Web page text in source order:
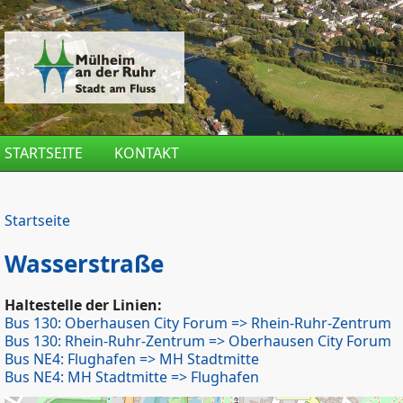
Direkt zum Inhalt
STARTSEITE KONTAKT
Startseite
Wasserstraße
Haltestelle der Linien:
Bus 130: Oberhausen City Forum => Rhein-Ruhr-Zentrum
Bus 130: Rhein-Ruhr-Zentrum => Oberhausen City Forum
Bus NE4: Flughafen => MH Stadtmitte
Bus NE4: MH Stadtmitte => Flughafen